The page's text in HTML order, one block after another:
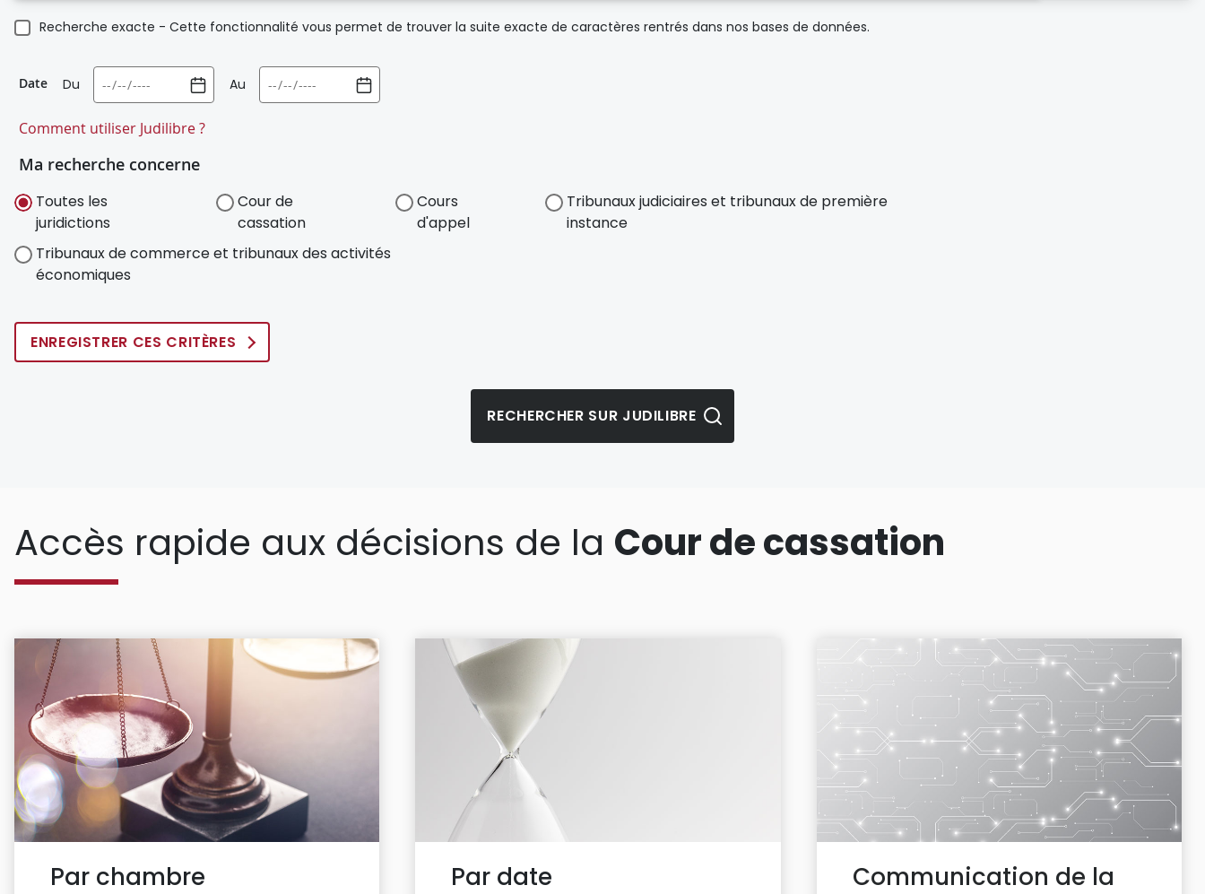
Recherche exacte - Cette fonctionnalité vous permet de trouver la suite exacte de caractères rentrés dans nos bases de données.
Date Du Au
Comment utiliser Judilibre ?
Ma recherche concerne
Toutes les
juridictions
Cour de
cassation
Cours
d'appel
Tribunaux judiciaires et tribunaux de première
instance
Tribunaux de commerce et tribunaux des activités
économiques
ENREGISTRER CES CRITÈRES
Accès rapide aux décisions de la Cour de cassation
Par chambre Par date
Communication de la